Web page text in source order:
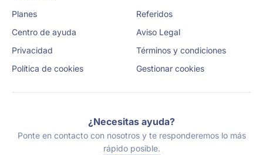
Planes
Referidos
Centro de ayuda
Aviso Legal
Privacidad
Términos y condiciones
Política de cookies
Gestionar cookies
¿Necesitas ayuda?
Ponte en contacto con nosotros y te responderemos lo más
rápido posible.